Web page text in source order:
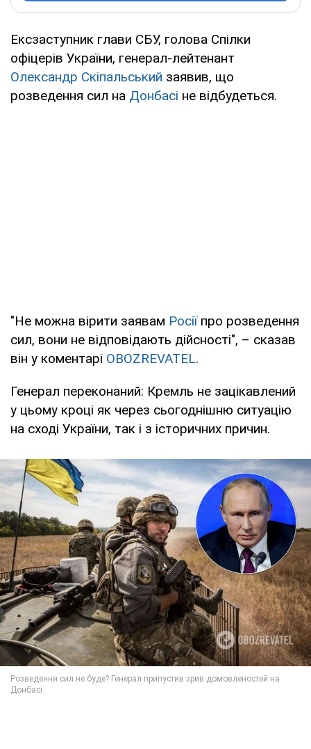
Ексзаступник глави СБУ, голова Спілки
офіцерів України, генерал-лейтенант
Олександр Скіпальський заявив, що
розведення сил на Донбасі не відбудеться.
"Не можна вірити заявам Росіїпро розведення
сил, вони не відповідають дійсності", – сказав
він у коментарі OBOZREVATEL.
Генерал переконаний: Кремль не зацікавлений
у цьому кроці як через сьогоднішню ситуацію
на сході України, так і з історичних причин.